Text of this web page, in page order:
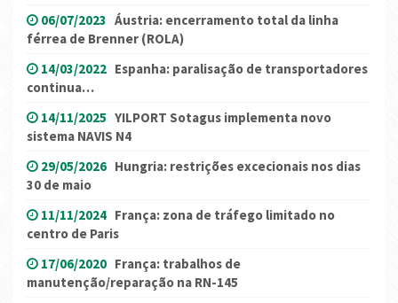
06/07/2023 Áustria: encerramento total da linha
férrea de Brenner (ROLA)
14/03/2022 Espanha: paralisação de transportadores
continua…
14/11/2025 YILPORT Sotagus implementa novo
sistema NAVIS N4
29/05/2026 Hungria: restrições excecionais nos dias
30 de maio
11/11/2024 França: zona de tráfego limitado no
centro de Paris
17/06/2020 França: trabalhos de
manutenção/reparação na RN-145